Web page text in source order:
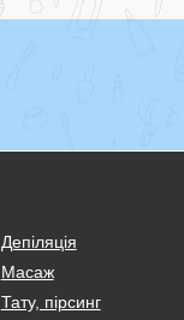
Депіляція
Масаж
Тату, пірсинг